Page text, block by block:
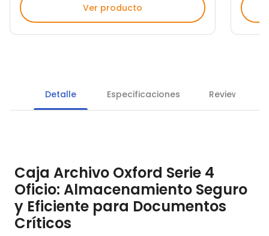
Ver producto
Detalle Especificaciones Reviews
Caja Archivo Oxford Serie 4
Oficio: Almacenamiento Seguro
y Eficiente para Documentos
Críticos